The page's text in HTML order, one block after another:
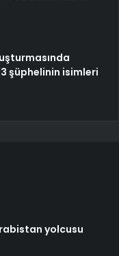
şüphelinin isimleri
yolcusu